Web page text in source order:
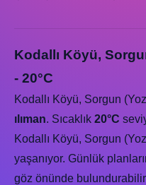
Kodallı Köyü,
- 20°C
Kodallı Köyü, Sorgun
ılıman. Sıcaklık 20°C
Kodallı Köyü, Sorgun
yaşanıyor. Günlük
göz önünde